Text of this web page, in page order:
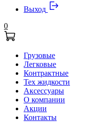
Выход
0
Грузовые
Легковые
Контрактные
Тех жидкости
Аксессуары
О компании
Акции
Контакты